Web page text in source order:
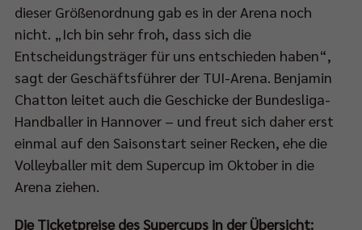
dieser Größenordnung gab es in der Arena noch
nicht. „Ich bin sehr froh, dass sich die
Entscheidungsträger für uns entschieden haben“,
sagt der Geschäftsführer der TUI-Arena. Benjamin
Chatton leitet auch die Geschicke der Bundesliga-
Handballer in Hannover – und freut sich daher erst
einmal auf den Saisonstart seiner Recken, ehe die
Volleyballer mit dem Supercup im Oktober in die
Arena ziehen.
Die Ticketpreise des Supercups in der Übersicht: